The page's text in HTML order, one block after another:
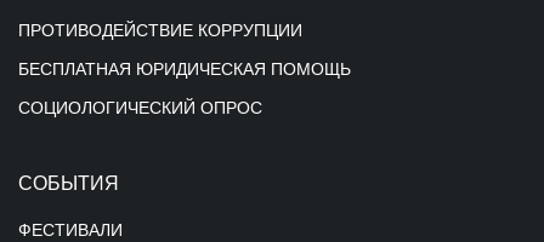
ПРОТИВОДЕЙСТВИЕ КОРРУПЦИИ
БЕСПЛАТНАЯ ЮРИДИЧЕСКАЯ ПОМОЩЬ
СОЦИОЛОГИЧЕСКИЙ ОПРОС
СОБЫТИЯ
ФЕСТИВАЛИ